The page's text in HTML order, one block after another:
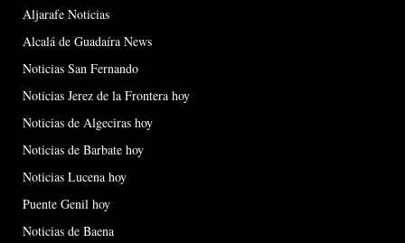
Aljarafe Noticias
Alcalá de Guadaíra News
Noticias San Fernando
Noticias Jerez de la Frontera hoy
Noticias de Algeciras hoy
Noticias de Barbate hoy
Noticias Lucena hoy
Puente Genil hoy
Noticias de Baena